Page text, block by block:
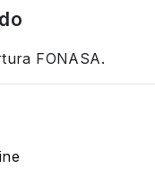
FONASA.